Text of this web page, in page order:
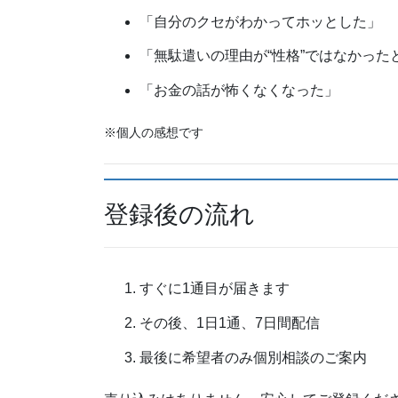
「自分のクセがわかってホッとした」
「無駄遣いの理由が“性格”ではなかった
「お金の話が怖くなくなった」
※個人の感想です
登録後の流れ
すぐに1通目が届きます
その後、1日1通、7日間配信
最後に希望者のみ個別相談のご案内